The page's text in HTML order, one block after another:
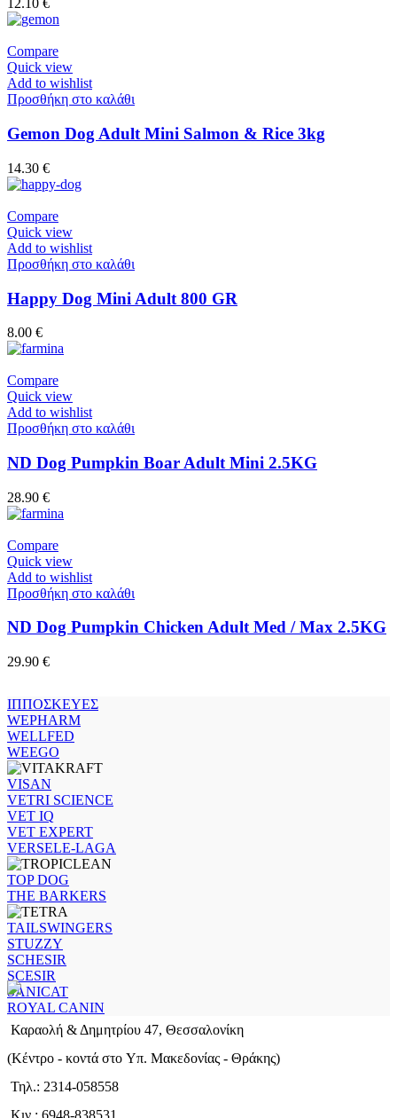
12.10 €
Compare
Quick view
Add to wishlist
Προσθήκη στο καλάθι
Gemon Dog Adult Mini Salmon & Rice 3kg
14.30 €
Compare
Quick view
Add to wishlist
Προσθήκη στο καλάθι
Happy Dog Mini Adult 800 GR
8.00 €
Compare
Quick view
Add to wishlist
Προσθήκη στο καλάθι
ND Dog Pumpkin Boar Adult Mini 2.5KG
28.90 €
Compare
Quick view
Add to wishlist
Προσθήκη στο καλάθι
ND Dog Pumpkin Chicken Adult Med / Max 2.5KG
29.90 €
ΙΠΠΟΣΚΕΥΕΣ
WEPHARM
WELLFED
WEEGO
VISAN
VETRI SCIENCE
VET IQ
VET EXPERT
VERSELE-LAGA
TOP DOG
THE BARKERS
TAILSWINGERS
STUZZY
SCHESIR
SCESIR
SANICAT
ROYAL CANIN
Καραολή & Δημητρίου 47, Θεσσαλονίκη
(Kέντρο - κοντά στο Yπ. Μακεδονίας - Θράκης)
Τηλ.: 2314-058558
Κιν.: 6948-838531